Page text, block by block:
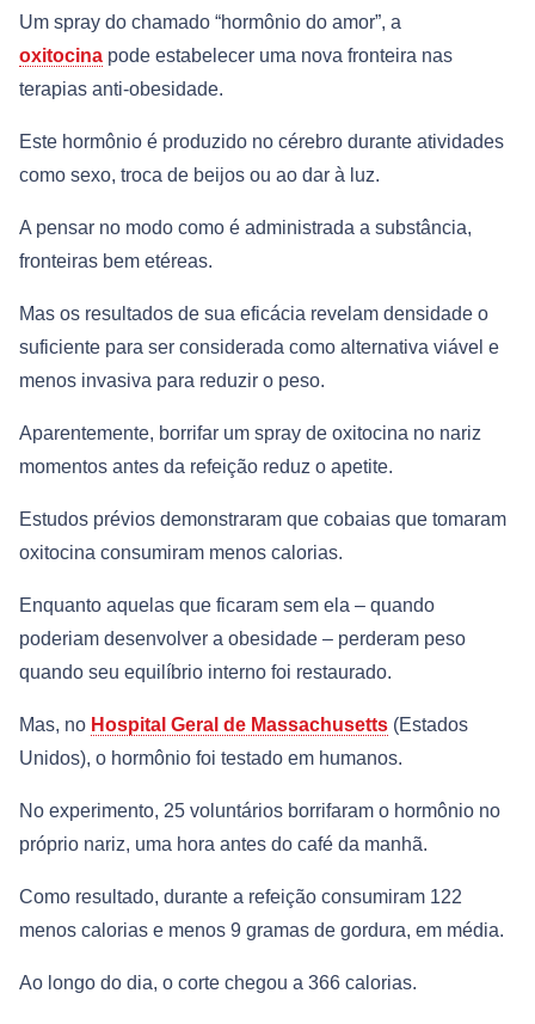
Um spray do chamado “hormônio do amor”, a
oxitocina pode estabelecer uma nova fronteira nas
terapias anti-obesidade.
Este hormônio é produzido no cérebro durante atividades
como sexo, troca de beijos ou ao dar à luz.
A pensar no modo como é administrada a substância,
fronteiras bem etéreas.
Mas os resultados de sua eficácia revelam densidade o
suficiente para ser considerada como alternativa viável e
menos invasiva para reduzir o peso.
Aparentemente, borrifar um spray de oxitocina no nariz
momentos antes da refeição reduz o apetite.
Estudos prévios demonstraram que cobaias que tomaram
oxitocina consumiram menos calorias.
Enquanto aquelas que ficaram sem ela – quando
poderiam desenvolver a obesidade – perderam peso
quando seu equilíbrio interno foi restaurado.
Mas, no Hospital Geral de Massachusetts (Estados
Unidos), o hormônio foi testado em humanos.
No experimento, 25 voluntários borrifaram o hormônio no
próprio nariz, uma hora antes do café da manhã.
Como resultado, durante a refeição consumiram 122
menos calorias e menos 9 gramas de gordura, em média.
Ao longo do dia, o corte chegou a 366 calorias.